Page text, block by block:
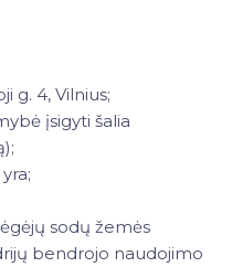
g. 4, Vilnius;
įsigyti šalia
sodų žemės
bendrojo naudojimo